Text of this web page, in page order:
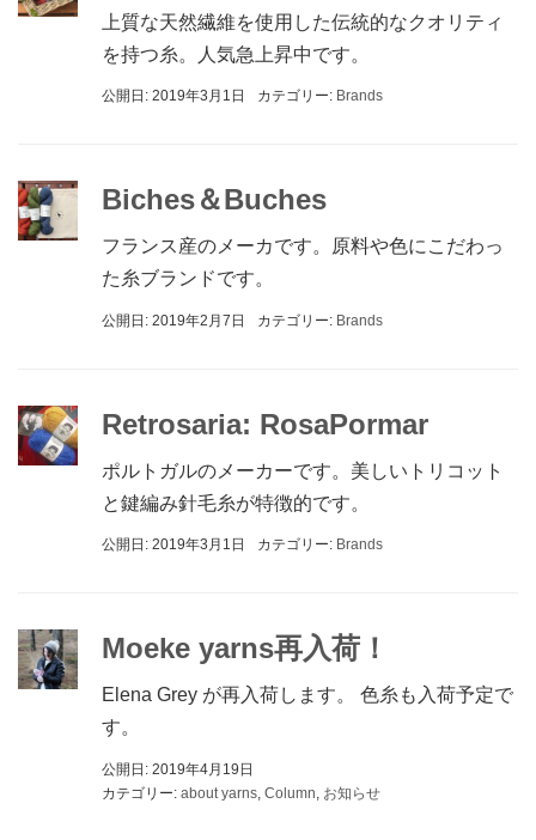
上質な天然繊維を使用した伝統的なクオリティ
を持つ糸。人気急上昇中です。
公開日: 2019年3月1日 カテゴリー: Brands
Biches＆Buches
フランス産のメーカです。原料や色にこだわっ
た糸ブランドです。
公開日: 2019年2月7日 カテゴリー: Brands
Retrosaria: RosaPormar
ポルトガルのメーカーです。美しいトリコット
と鍵編み針毛糸が特徴的です。
公開日: 2019年3月1日 カテゴリー: Brands
Moeke yarns再入荷！
Elena Grey が再入荷します。 色糸も入荷予定で
す。
公開日: 2019年4月19日
カテゴリー: about yarns Column お知らせ